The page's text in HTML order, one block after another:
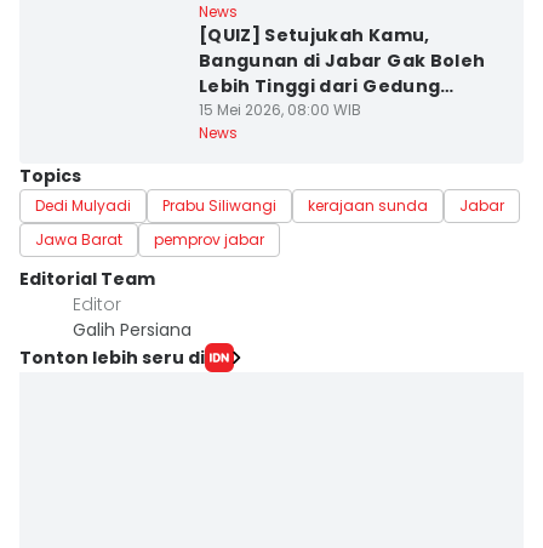
News
[QUIZ] Setujukah Kamu,
Bangunan di Jabar Gak Boleh
Lebih Tinggi dari Gedung
Negara?
15 Mei 2026, 08:00 WIB
News
Topics
Dedi Mulyadi Prabu Siliwangi kerajaan sunda
Jabar
Jawa Barat
pemprov jabar
Editorial Team
Editor
Galih Persiana
Tonton lebih seru di